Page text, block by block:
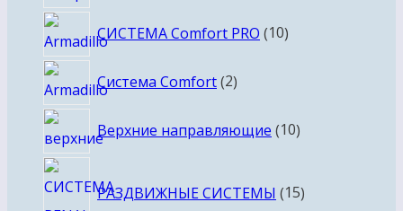
СИСТЕМА Comfort PRO 1010
Система Comfort 22
Верхние направляющие 1010
РАЗДВИЖНЫЕ СИСТЕМЫ 15товаров